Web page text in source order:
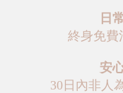
日
終身免費
安
30日內非人